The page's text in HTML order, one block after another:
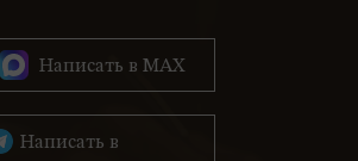
Написать в MAX
Написать в